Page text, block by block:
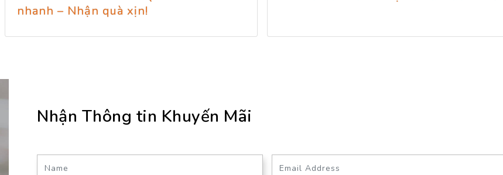
nhanh – Nhận quà xịn!
Nhận Thông tin Khuyến Mãi